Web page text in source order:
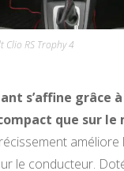
Clio RS Trophy 4
s’affine grâce
que sur le
améliore
le conducteur.